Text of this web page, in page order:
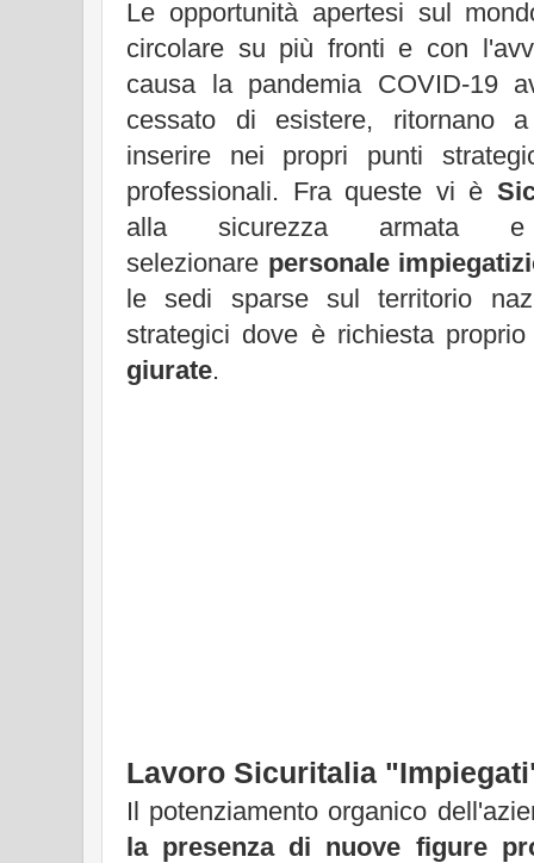
Le opportunità apertesi sul
circolare su più fronti e con
causa la pandemia COVID-19
cessato di esistere, ritornano
inserire nei propri punti
professionali. Fra queste vi è
alla sicurezza
selezionare personale
le sedi sparse sul territorio
strategici dove è richiesta
giurate.
Lavoro Sicuritalia
Il potenziamento organico
la presenza di nuove figure